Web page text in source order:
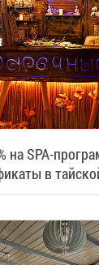
на SPA-
в